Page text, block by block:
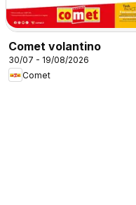
Comet volantino
30/07 - 19/08/2026
Comet